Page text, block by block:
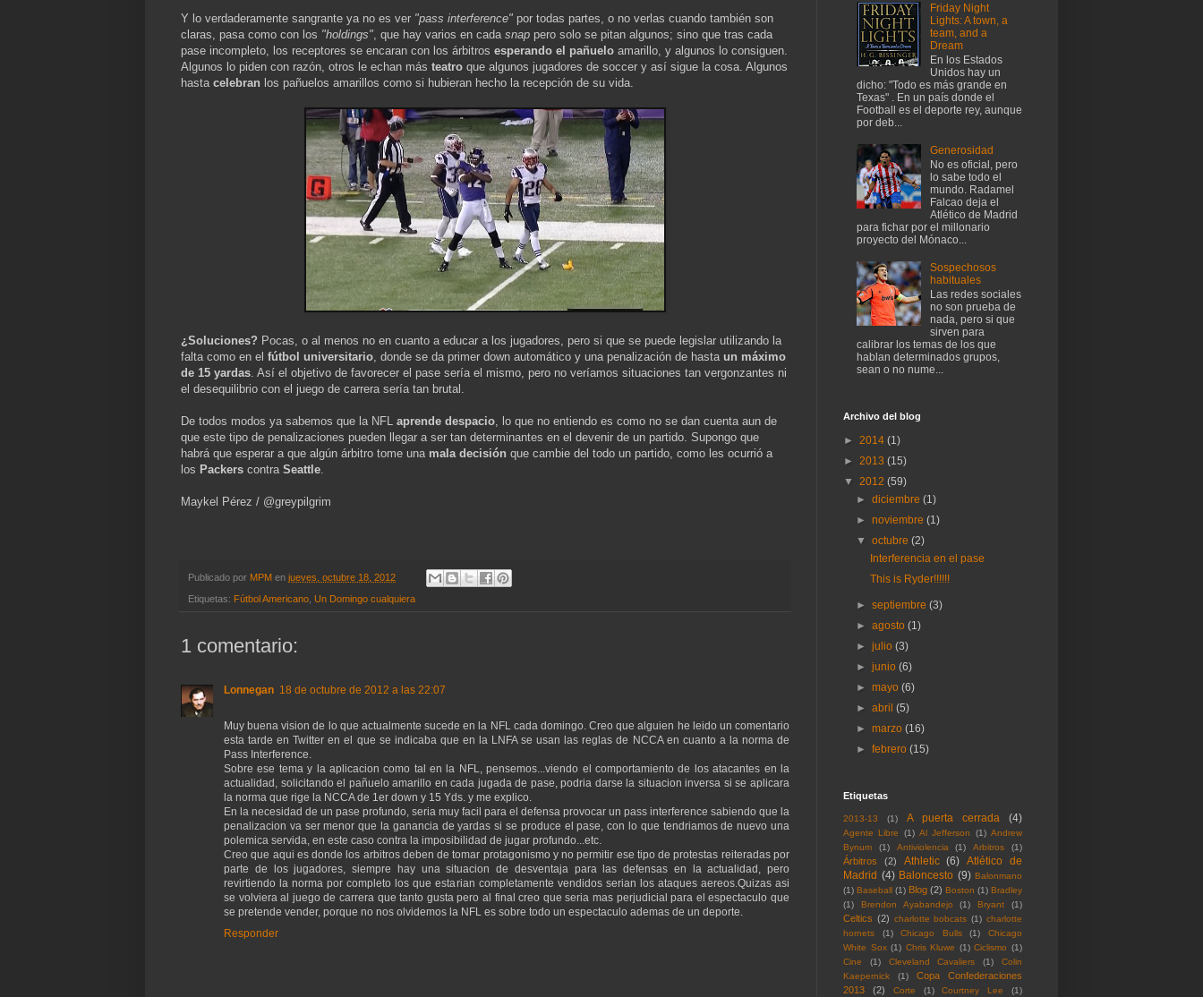
Y lo verdaderamente sangrante ya no es ver "pass interference" por todas partes, o no verlas cuando también son
claras, pasa como con los "holdings" , que hay varios en cada snap pero solo se pitan algunos; sino que tras cada
pase incompleto, los receptores se encaran con los árbitros esperando el pañuelo amarillo, y algunos lo consiguen.
Algunos lo piden con razón, otros le echan más teatro que algunos jugadores de soccer y así sigue la cosa. Algunos
hasta celebran los pañuelos amarillos como si hubieran hecho la recepción de su vida.
¿Soluciones? Pocas, o al menos no en cuanto a educar a los jugadores, pero si que se puede legislar utilizando la
falta como en el fútbol universitario , donde se da primer down automático y una penalización de hasta un máximo
de 15 yardas . Así el objetivo de favorecer el pase sería el mismo, pero no veríamos situaciones tan vergonzantes ni
el desequilibrio con el juego de carrera sería tan brutal.
De todos modos ya sabemos que la NFL aprende despacio , lo que no entiendo es como no se dan cuenta aun de
que este tipo de penalizaciones pueden llegar a ser tan determinantes en el devenir de un partido. Supongo que
habrá que esperar a que algún árbitro tome una mala decisión que cambie del todo un partido, como les ocurrió a
los Packers contra Seattle
Maykel Pérez / @greypilgrim
Publicado por MPM en jueves, octubre 18, 2012
Etiquetas: Fútbol Americano Un Domingo cualquiera
1 comentario:
Lonnegan 18 de octubre de 2012 a las 22:07
Muy buena vision de lo que actualmente sucede en la NFL cada domingo. Creo que alguien he leido un comentario
esta tarde en Twitter en el que se indicaba que en la LNFA se usan las reglas de NCCA en cuanto a la norma de
Pass Interference.
Sobre ese tema y la aplicacion como tal en la NFL, pensemos...viendo el comportamiento de los atacantes en la
actualidad, solicitando el pañuelo amarillo en cada jugada de pase, podria darse la situacion inversa si se aplicara
la norma que rige la NCCA de 1er down y 15 Yds. y me explico.
En la necesidad de un pase profundo, seria muy facil para el defensa provocar un pass interference sabiendo que la
penalizacion va ser menor que la ganancia de yardas si se produce el pase, con lo que tendriamos de nuevo una
polemica servida, en este caso contra la imposibilidad de jugar profundo...etc.
Creo que aqui es donde los arbitros deben de tomar protagonismo y no permitir ese tipo de protestas reiteradas por
parte de los jugadores, siempre hay una situacion de desventaja para las defensas en la actualidad, pero
revirtiendo la norma por completo los que estarian completamente vendidos serian los ataques aereos.Quizas asi
se volviera al juego de carrera que tanto gusta pero al final creo que seria mas perjudicial para el espectaculo que
se pretende vender, porque no nos olvidemos la NFL es sobre todo un espectaculo ademas de un deporte.
Responder
Friday Night
Lights: A town, a
team, and a
Dream
En los Estados
Unidos hay un
dicho: "Todo es más grande en
Texas" . En un país donde el
Football es el deporte rey, aunque
por deb...
Generosidad
No es oficial, pero
lo sabe todo el
mundo. Radamel
Falcao deja el
Atlético de Madrid
para fichar por el millonario
proyecto del Mónaco...
Sospechosos
habituales
Las redes sociales
no son prueba de
nada, pero si que
sirven para
calibrar los temas de los que
hablan determinados grupos,
sean o no nume...
Archivo del blog
► 2014 (1)
► 2013 (15)
▼ 2012 (59)
►diciembre(1)
►noviembre(1)
▼octubre(2)
Interferencia en el pase
This is Ryder!!!!!!
►septiembre(3)
►agosto(1)
►julio(3)
►junio(6)
►mayo(6)
►abril(5)
►marzo(16)
►febrero(15)
Etiquetas
2013-13 (1) A puerta cerrada (4)
Agente Libre (1) Al Jefferson (1) Andrew
Bynum
(1) Antiviolencia (1) Arbitros (1)
Árbitros (2) Athletic (6) Atlético de
Madrid (4) Baloncesto (9) Balonmano
(1) Baseball (1) Blog (2) Boston (1) Bradley
(1)
Brendon Ayabandejo (1) Bryant (1)
Celtics (2) charlotte bobcats (1) charlotte
hornets
(1) Chicago Bulls (1)
Chicago
White Sox (1) Chris Kluwe (1) Ciclismo (1)
Cine
(1) Cleveland Cavaliers (1)
Colin
Kaepernick
(1)
Copa Confederaciones
2013
(2) Corte (1) Courtney Lee
(1)